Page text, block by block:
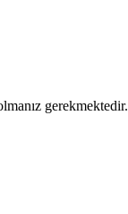
gerekmektedir.